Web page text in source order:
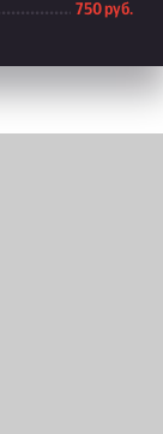
750 руб.